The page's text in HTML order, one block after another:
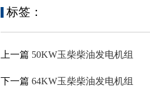
标签：
上一篇 50KW玉柴柴油发电机组
下一篇 64KW玉柴柴油发电机组